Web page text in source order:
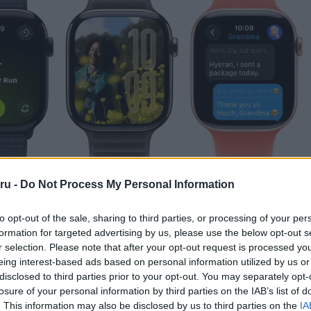
- Do Not Process My Personal Information
opt-out of the sale, sharing to third parties, or processing of your
for targeted advertising by us, please use the below opt-out
selection. Please note that after your opt-out request is processed
interest-based ads based on personal information utilized by us
to third parties prior to your opt-out. You may separately
of your personal information by third parties on the IAB’s list of
This information may also be disclosed by us to third parties on the
kéretlen hívásokat vagy ügyfélszolgálati hívásokat. Az Apple
az Apple Watch-on. Emellett a Siri automatikusan a környezeti
és értesítések hangerejét, így az óra nem lesz túl hangos
Telefonguru legfrissebb híreiért!